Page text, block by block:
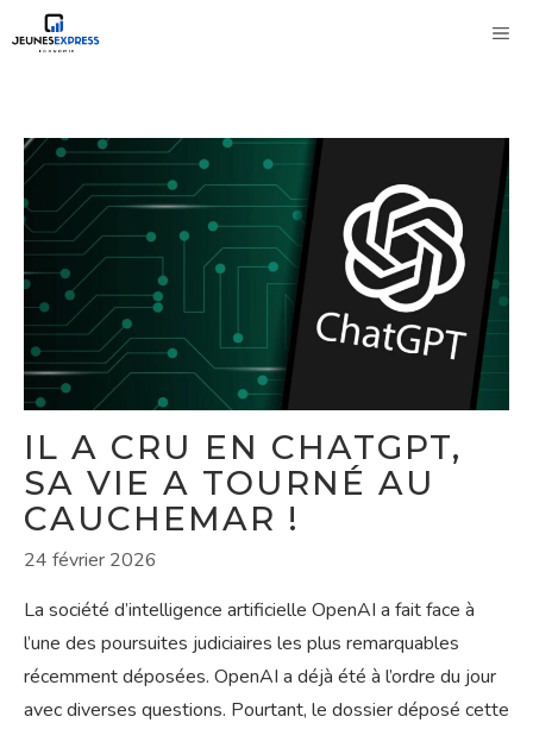
au
IL A CRU EN CHATGPT,
SA VIE A TOURNÉ AU
CAUCHEMAR !
24 février 2026
La société d’intelligence artificielle OpenAI a fait face à
l’une des poursuites judiciaires les plus remarquables
récemment déposées. OpenAI a déjà été à l’ordre du jour
avec diverses questions. Pourtant, le dossier déposé cette